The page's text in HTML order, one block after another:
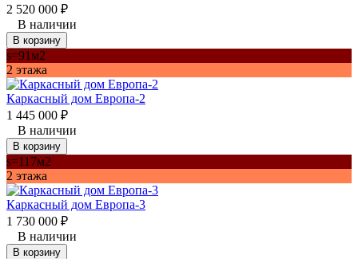
2 520 000 ₽
В наличии
В корзину
s=91м2
2 этажа
Каркасный дом Европа-2
1 445 000 ₽
В наличии
В корзину
s=117м2
2 этажа
Каркасный дом Европа-3
1 730 000 ₽
В наличии
В корзину